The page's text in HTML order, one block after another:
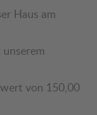
Haus am
von 150,00